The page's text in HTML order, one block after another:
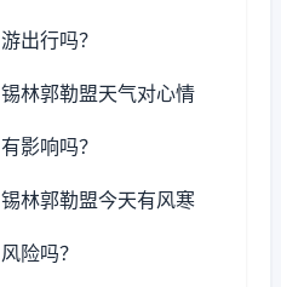
游出行吗？
锡林郭勒盟天气对心情
有影响吗？
锡林郭勒盟今天有风寒
风险吗？